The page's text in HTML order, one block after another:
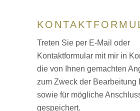
Treten Sie per E-Mail oder
Kontaktformular mit mir in
die von Ihnen gemachten
zum Zweck der Bearbeitung
sowie für mögliche
gespeichert.